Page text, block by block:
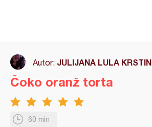
Autor: JULIJANA LULA KRSTIN
60 min
Čoko oranž torta